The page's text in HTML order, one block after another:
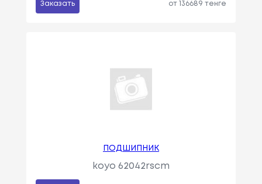
Заказать от 136689 тенге
ПОДШИПНИК
koyo 62042rscm